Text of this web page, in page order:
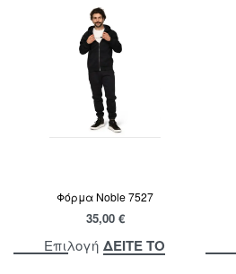
Φόρμα Noble 7527
35,00 €
Επιλογή ΔΕΙΤΕ ΤΟ